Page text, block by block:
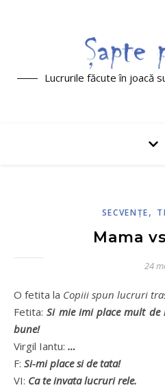
Lucrurile făcute în joacă
SECVENŢE,
Mama
24
O fetita la Copiii spun lucruri
Fetita:Si mie imi place mult
bune!
Virgil Iantu: …
F: Si-mi place si de tata!
VI: Ca te invata lucruri rele.